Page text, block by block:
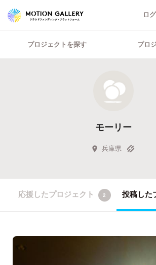
ロ
プロジェクトを探す プロ
モーリー
兵庫県
応援したプロジェクト 2 投稿した